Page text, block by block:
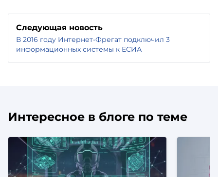
Следующая новость
В 2016 году Интернет-Фрегат подключил 3
информационных системы к ЕСИА
Интересное в блоге по теме